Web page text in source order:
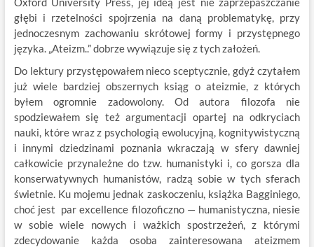
głębi i rzetelności spojrzenia na daną problematykę, przy
jednoczesnym zachowaniu skrótowej formy i przystępnego
języka. „Ateizm..” dobrze wywiązuje się z tych założeń.
Do lektury przystępowałem nieco sceptycznie, gdyż czytałem
już wiele bardziej obszernych ksiąg o ateizmie, z których
byłem ogromnie zadowolony. Od autora filozofa nie
spodziewałem się też argumentacji opartej na odkryciach
nauki, które wraz z psychologią ewolucyjną, kognitywistyczną
i innymi dziedzinami poznania wkraczają w sfery dawniej
całkowicie przynależne do tzw. humanistyki i, co gorsza dla
konserwatywnych humanistów, radzą sobie w tych sferach
świetnie. Ku mojemu jednak zaskoczeniu, książka Bagginiego,
choć jest par excellence filozoficzno — humanistyczna, niesie
w sobie wiele nowych i ważkich spostrzeżeń, z którymi
zdecydowanie każda osoba zainteresowana ateizmem